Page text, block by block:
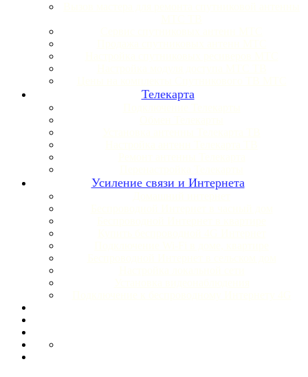
Телекарта
Усиление связи и Интернета